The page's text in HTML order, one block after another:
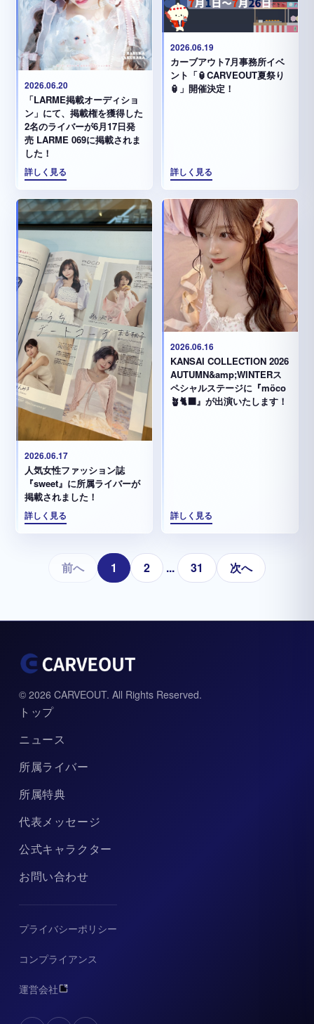
2026.06.20
「LARME掲載オーディショ
ン」にて、掲載権を獲得した
2名のライバーが6月17日発
売 LARME 069に掲載されま
した！
詳しく見る
2026.06.19
カーブアウト7月事務所イベ
ント「🏮CARVEOUT夏祭り
🏮」開催決定！
詳しく見る
2026.06.17
人気女性ファッション誌
『sweet』に所属ライバーが
掲載されました！
詳しく見る
2026.06.16
KANSAI COLLECTION 2026
AUTUMN&amp;WINTERス
ペシャルステージに『möco
🪴🐈‍⬛』が出演いたします！
詳しく見る
前へ 1 2 ... 31 次へ
© 2026 CARVEOUT. All Rights Reserved.
トップ
ニュース
所属ライバー
所属特典
代表メッセージ
公式キャラクター
お問い合わせ
プライバシーポリシー
コンプライアンス
運営会社